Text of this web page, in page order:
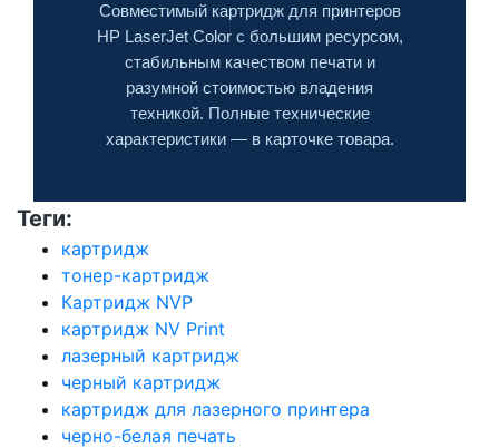
Совместимый картридж для принтеров
HP LaserJet Color с большим ресурсом,
стабильным качеством печати и
разумной стоимостью владения
техникой. Полные технические
характеристики — в карточке товара.
Теги:
картридж
тонер-картридж
Картридж NVP
картридж NV Print
лазерный картридж
черный картридж
картридж для лазерного принтера
черно-белая печать